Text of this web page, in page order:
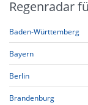
Regenradar
Baden-Württemberg
Bayern
Berlin
Brandenburg